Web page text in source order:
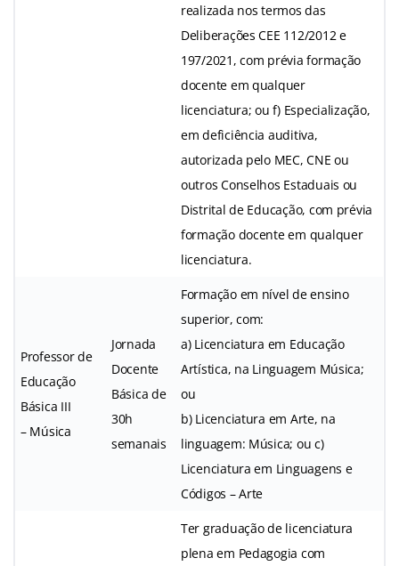
realizada nos termos das
Deliberações CEE 112/2012 e
197/2021, com prévia formação
docente em qualquer
licenciatura; ou f) Especialização,
em deficiência auditiva,
autorizada pelo MEC, CNE ou
outros Conselhos Estaduais ou
Distrital de Educação, com prévia
formação docente em qualquer
licenciatura.
Professor de
Educação
Básica III
– Música
Jornada
Docente
Básica de
30h
semanais
Formação em nível de ensino
superior, com:
a) Licenciatura em Educação
Artística, na Linguagem Música;
ou
b) Licenciatura em Arte, na
linguagem: Música; ou c)
Licenciatura em Linguagens e
Códigos – Arte
Ter graduação de licenciatura
plena em Pedagogia com